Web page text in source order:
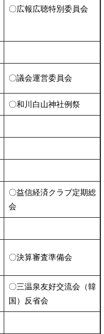
〇広報広聴特別委員会
〇議会運営委員会
〇和川白山神社例祭
〇益信経済クラブ定期総
会
〇決算審査準備会
〇三温泉友好交流会（韓
国）反省会